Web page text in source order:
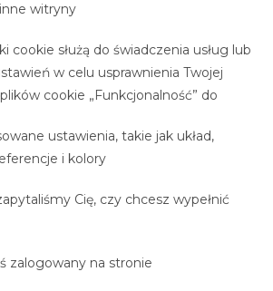
witryny
cookie służą do świadczenia usług lub
w celu usprawnienia Twojej
cookie „Funkcjonalność” do
ustawienia, takie jak układ,
i kolory
Cię, czy chcesz wypełnić
zalogowany na stronie